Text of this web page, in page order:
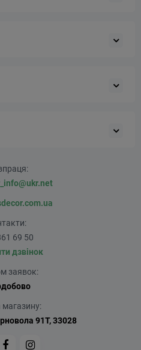
69 50
дзвінок
заявок:
магазину:
91Т, 33028